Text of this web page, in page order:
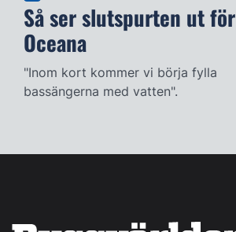
Så ser slutspurten ut för
Oceana
"Inom kort kommer vi börja fylla
bassängerna med vatten".